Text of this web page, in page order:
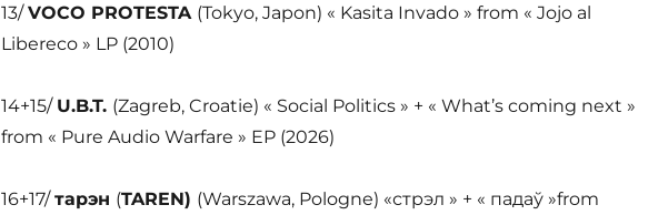
13/VOCO PROTESTA (Tokyo, Japon) « Kasita Invado » from « Jojo al
Libereco » LP (2010)
14+15/ U.B.T. (Zagreb, Croatie) « Social Politics » + « What’s coming next »
from « Pure Audio Warfare » EP (2026)
16+17/ тарэн (TAREN) (Warszawa, Pologne) «стрэл » + « падаў »from